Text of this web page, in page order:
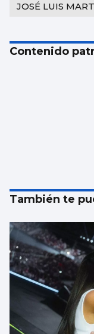
JOSÉ LUIS
Contenido
También te